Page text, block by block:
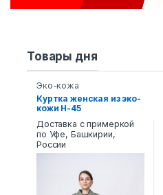
Товары дня
Эко-кожа
Куртка женская из эко-
кожи Н-45
Доставка с примеркой
по Уфе, Башкирии,
России